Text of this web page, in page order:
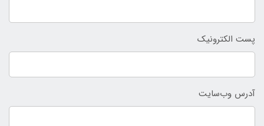
پست الکترونیک
آدرس وب‌سایت